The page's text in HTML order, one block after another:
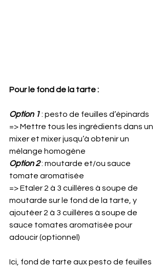
Pour le fond de la tarte :
Option 1 : pesto de feuilles d’épinards
=> Mettre tous les ingrédients dans un
mixer et mixer jusqu’à obtenir un
mélange homogène
Option 2 : moutarde et/ou sauce
tomate aromatisée
=> Etaler 2 à 3 cuillères à soupe de
moutarde sur le fond de la tarte, y
ajoutéer 2 à 3 cuillères à soupe de
sauce tomates aromatisée pour
adoucir (optionnel)
Ici, fond de tarte aux pesto de feuilles